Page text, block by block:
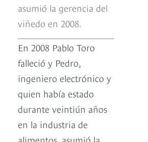
asumió la gerencia del
viñedo en 2008.
En 2008 Pablo Toro
falleció y Pedro,
ingeniero electrónico y
quien había estado
durante veintiún años
en la industria de
alimentos, asumió la